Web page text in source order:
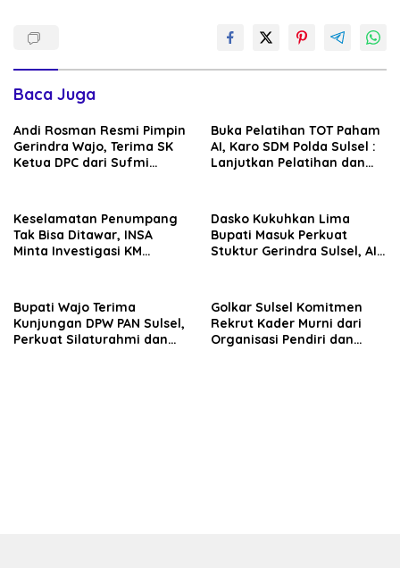
Baca Juga
Andi Rosman Resmi Pimpin
Gerindra Wajo, Terima SK
Ketua DPC dari Sufmi
Buka Pelatihan TOT Paham
AI, Karo SDM Polda Sulsel :
Lanjutkan Pelatihan dan
Keselamatan Penumpang
Tak Bisa Ditawar, INSA
Minta Investigasi KM
Dasko Kukuhkan Lima
Bupati Masuk Perkuat
Stuktur Gerindra Sulsel, AIA
Bupati Wajo Terima
Kunjungan DPW PAN Sulsel,
Perkuat Silaturahmi dan
Golkar Sulsel Komitmen
Rekrut Kader Murni dari
Organisasi Pendiri dan